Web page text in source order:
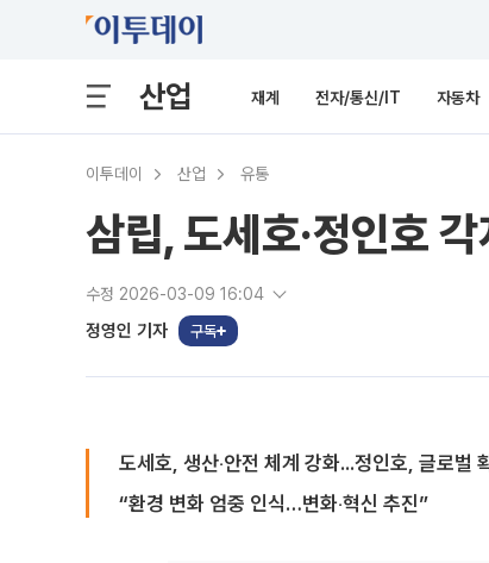
산업 재계 전자/통신/IT 자동차
이투데이 산업 유통
삼립, 도세호·정인호
수정 2026-03-09 16:04
정영인 기자 구독
도세호, 생산‧안전 체계 강화...정인호, 글로벌
“환경 변화 엄중 인식…변화‧혁신 추진”